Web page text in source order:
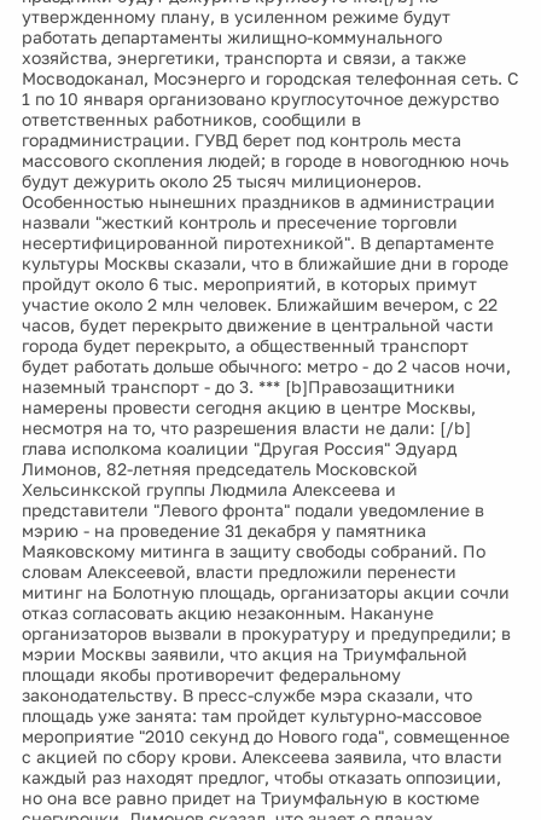
утвержденному плану, в усиленном режиме будут
работать департаменты жилищно-коммунального
хозяйства, энергетики, транспорта и связи, а также
Мосводоканал, Мосэнерго и городская телефонная сеть. С
1 по 10 января организовано круглосуточное дежурство
ответственных работников, сообщили в
горадминистрации. ГУВД берет под контроль места
массового скопления людей; в городе в новогоднюю ночь
будут дежурить около 25 тысяч милиционеров.
Особенностью нынешних праздников в администрации
назвали "жесткий контроль и пресечение торговли
несертифицированной пиротехникой". В департаменте
культуры Москвы сказали, что в ближайшие дни в городе
пройдут около 6 тыс. мероприятий, в которых примут
участие около 2 млн человек. Ближайшим вечером, с 22
часов, будет перекрыто движение в центральной части
города будет перекрыто, а общественный транспорт
будет работать дольше обычного: метро - до 2 часов ночи,
наземный транспорт - до 3. *** [b]Правозащитники
намерены провести сегодня акцию в центре Москвы,
несмотря на то, что разрешения власти не дали: [/b]
глава исполкома коалиции "Другая Россия" Эдуард
Лимонов, 82-летняя председатель Московской
Хельсинкской группы Людмила Алексеева и
представители "Левого фронта" подали уведомление в
мэрию - на проведение 31 декабря у памятника
Маяковскому митинга в защиту свободы собраний. По
словам Алексеевой, власти предложили перенести
митинг на Болотную площадь, организаторы акции сочли
отказ согласовать акцию незаконным. Накануне
организаторов вызвали в прокуратуру и предупредили; в
мэрии Москвы заявили, что акция на Триумфальной
площади якобы противоречит федеральному
законодательству. В пресс-службе мэра сказали, что
площадь уже занята: там пройдет культурно-массовое
мероприятие "2010 секунд до Нового года", совмещенное
с акцией по сбору крови. Алексеева заявила, что власти
каждый раз находят предлог, чтобы отказать оппозиции,
но она все равно придет на Триумфальную в костюме